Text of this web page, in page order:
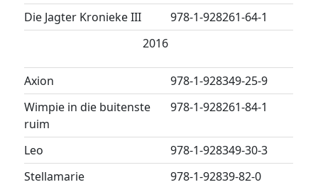
Die Jagter Kronieke III
978-1-928261-64-1
2016
Axion
978-1-928349-25-9
Wimpie in die buitenste
ruim
978-1-928261-84-1
Leo
978-1-928349-30-3
Stellamarie
978-1-92839-82-0